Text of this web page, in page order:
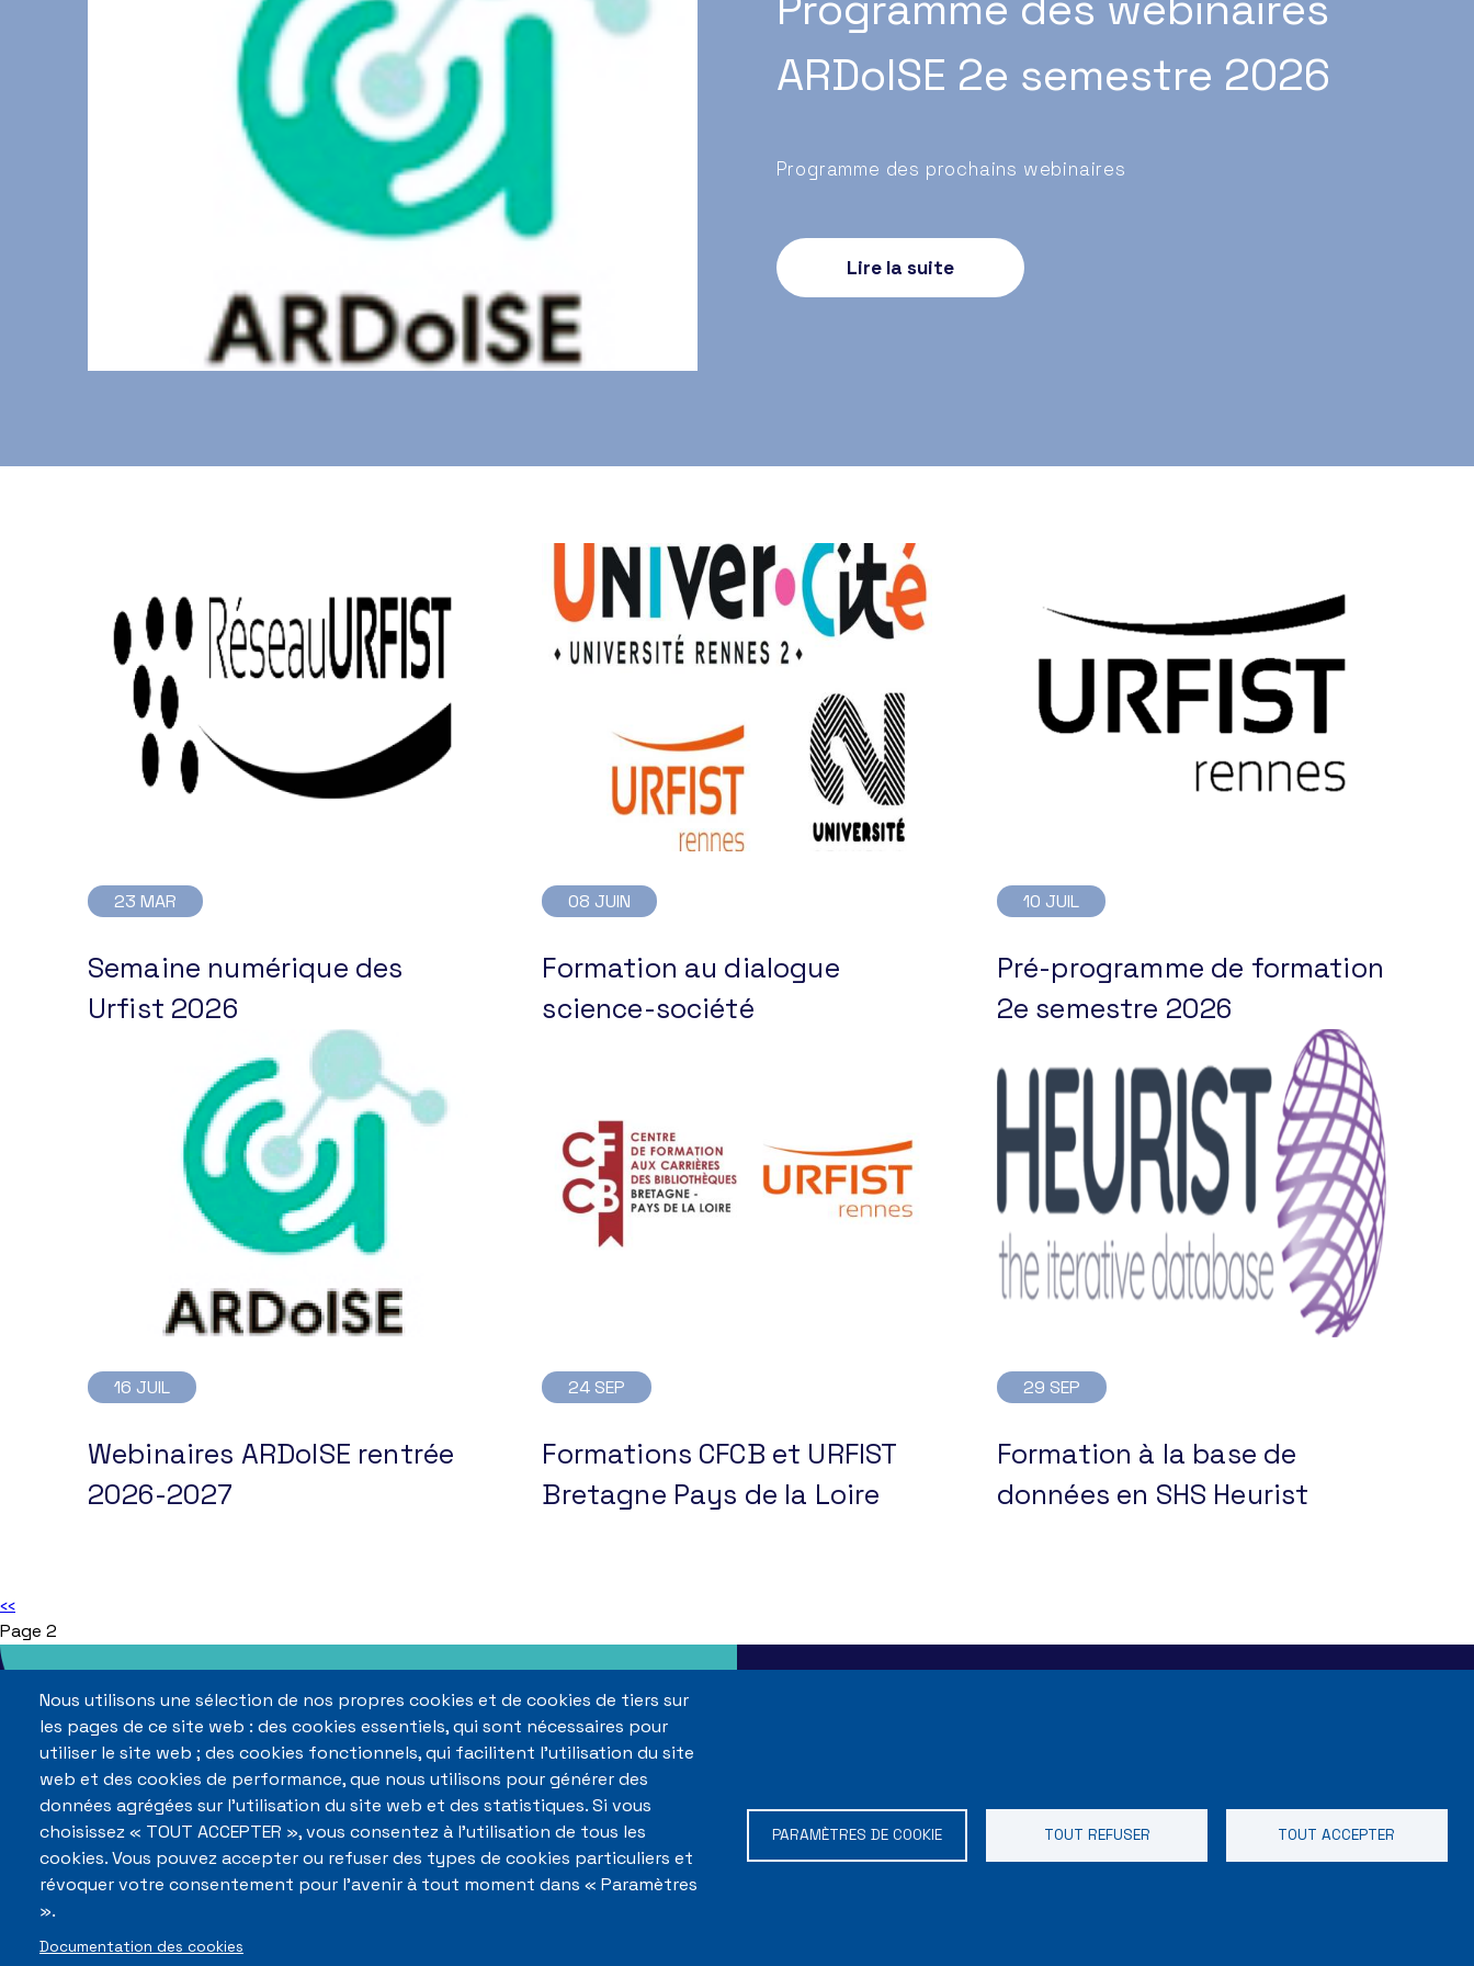
Archives ressources
ARDoISE 2e semestre 2026
Programme des prochains webinaires
Lire la suite
23 MAR
Semaine numérique des
Urfist 2026
08 JUIN
Formation au dialogue
science-société
10 JUIL
Pré-programme de formation
2e semestre 2026
16 JUIL
Webinaires ARDoISE rentrée
2026-2027
24 SEP
Formations CFCB et URFIST
Bretagne Pays de la Loire
29 SEP
Formation à la base de
données en SHS Heurist
Pagination
Page
précédente
‹‹
Page 2
Nous utilisons une sélection de nos propres cookies et de cookies de tiers sur
les pages de ce site web : des cookies essentiels, qui sont nécessaires pour
utiliser le site web ; des cookies fonctionnels, qui facilitent l'utilisation du site
web et des cookies de performance, que nous utilisons pour générer des
données agrégées sur l'utilisation du site web et des statistiques. Si vous
choisissez « TOUT ACCEPTER », vous consentez à l'utilisation de tous les
cookies. Vous pouvez accepter ou refuser des types de cookies particuliers et
révoquer votre consentement pour l'avenir à tout moment dans « Paramètres
».
Documentation des cookies
PARAMÈTRES DE COOKIE TOUT REFUSER TOUT ACCEPTER
Pied
de
Accessibilité numérique
Mentions légales